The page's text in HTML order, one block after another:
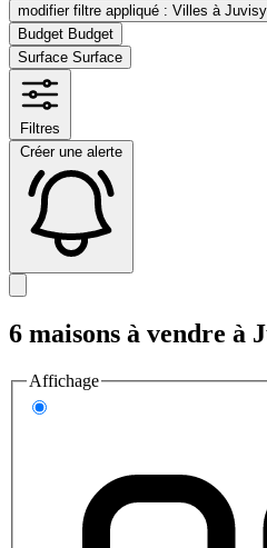
modifier filtre appliqué : Villes à
Budget Budget
Surface Surface
Filtres
Créer une alerte
6 maisons à vendre à
Affichage